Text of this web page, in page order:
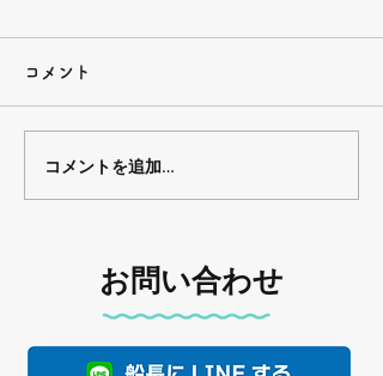
コメント
コメントを追加…
お問い合わせ